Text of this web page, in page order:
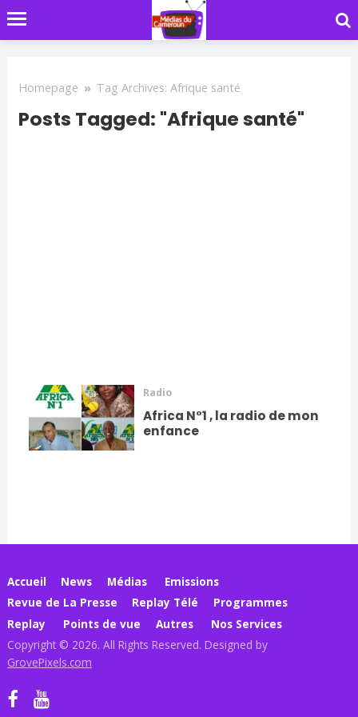
Homepage » Tag Archives: Afrique santé
Posts Tagged: "Afrique santé"
Radio
Africa N°1 , la radio de mon
enfance
Accueil News Médias
Emissions
Revue de La Presse
Replay Télé
Programmes
Replay
Points de vue Autres
Nos Services
Copyright © 2026. All Rights Reserved. Designed by
GrovePixels.com